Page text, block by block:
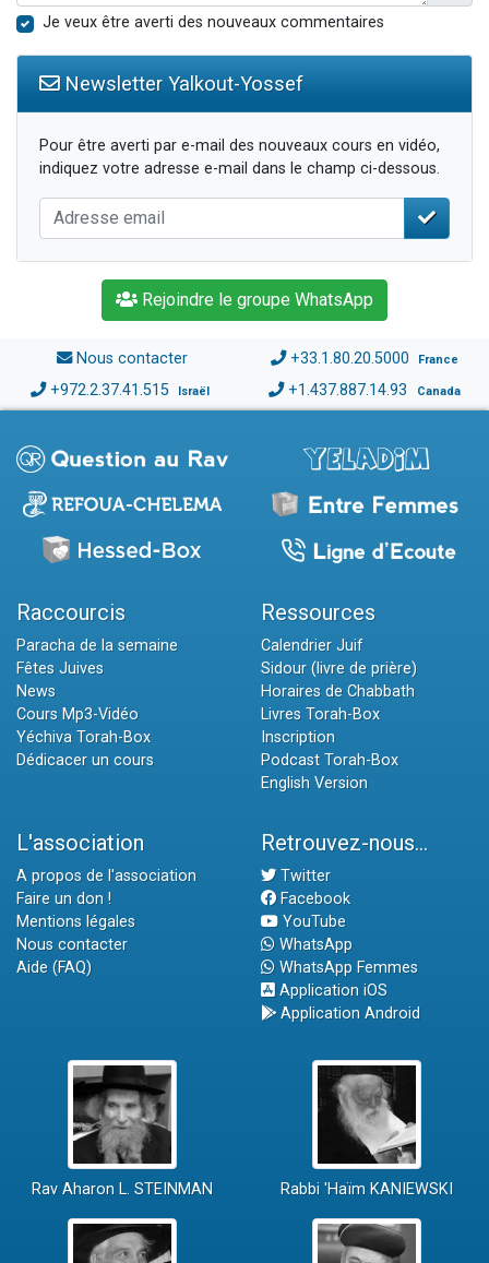
Je veux être averti des nouveaux commentaires
Newsletter Yalkout-Yossef
Pour être averti par e-mail des nouveaux cours en vidéo,
indiquez votre adresse e-mail dans le champ ci-dessous.
Rejoindre le groupe WhatsApp
Nous contacter +33.1.80.20.5000 France
+972.2.37.41.515 Israël +1.437.887.14.93 Canada
Raccourcis
Paracha de la semaine
Fêtes Juives
News
Cours Mp3-Vidéo
Yéchiva Torah-Box
Dédicacer un cours
Ressources
Calendrier Juif
Sidour (livre de prière)
Horaires de Chabbath
Livres Torah-Box
Inscription
Podcast Torah-Box
English Version
L'association
A propos de l'association
Faire un don !
Mentions légales
Nous contacter
Aide (FAQ)
Retrouvez-nous...
Twitter
Facebook
YouTube
WhatsApp
WhatsApp Femmes
Application iOS
Application Android
Rav Aharon L. STEINMAN Rabbi 'Haïm KANIEWSKI